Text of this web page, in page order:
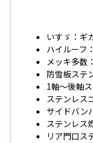
いすゞ：ギ
ハイルーフ
メッキ多数
防雪板ステ
1軸～後軸
ステンレス
サイドバン
ステンレ
リア門口ス